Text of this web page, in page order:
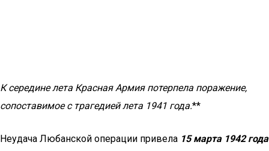
К середине лета Красная Армия потерпела поражение,
сопоставимое с трагедией лета 1941 года.**
Неудача Любанской операции привела 15 марта 1942 года